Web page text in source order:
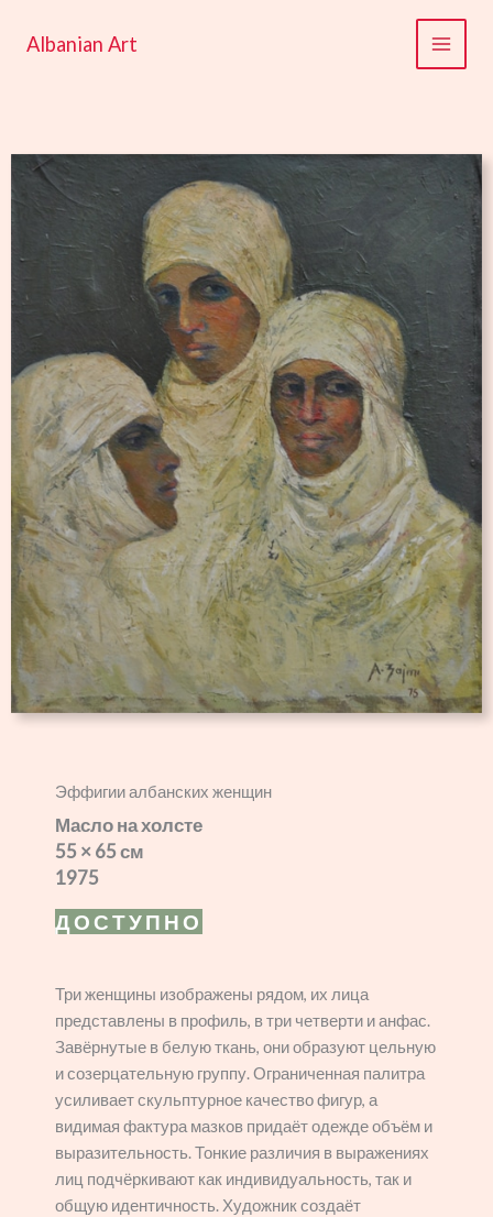
Albanian Art
Эффигии албанских женщин
Масло на холсте
55 × 65 см
1975
ДОСТУПНО
Три женщины изображены рядом, их лица
представлены в профиль, в три четверти и анфас.
Завёрнутые в белую ткань, они образуют цельную
и созерцательную группу. Ограниченная палитра
усиливает скульптурное качество фигур, а
видимая фактура мазков придаёт одежде объём и
выразительность. Тонкие различия в выражениях
лиц подчёркивают как индивидуальность, так и
общую идентичность. Художник создаёт